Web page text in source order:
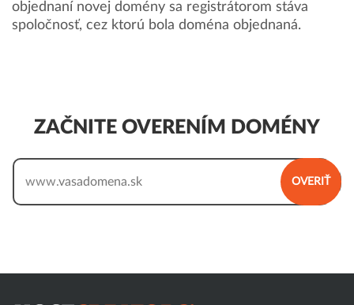
objednaní novej domény sa registrátorom stáva
spoločnosť, cez ktorú bola doména objednaná.
ZAČNITE OVERENÍM DOMÉNY
OVERIŤ
www.